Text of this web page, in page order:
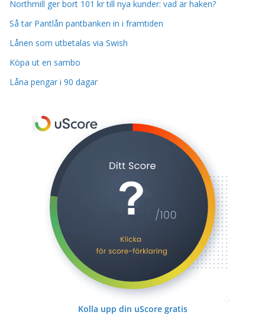
Northmill ger bort 101 kr till nya kunder: vad är haken?
Så tar Pantlån pantbanken in i framtiden
Lånen som utbetalas via Swish
Köpa ut en sambo
Låna pengar i 90 dagar
Kolla upp din uScore gratis